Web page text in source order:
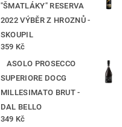
"ŠMATLÁKY" RESERVA
2022 VÝBĚR Z HROZNŮ -
SKOUPIL
359 Kč
ASOLO PROSECCO
SUPERIORE DOCG
MILLESIMATO BRUT -
DAL BELLO
349 Kč